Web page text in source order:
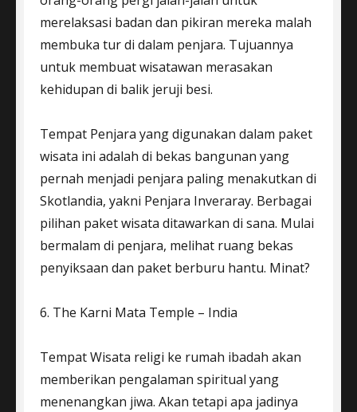
merelaksasi badan dan pikiran mereka malah
membuka tur di dalam penjara. Tujuannya
untuk membuat wisatawan merasakan
kehidupan di balik jeruji besi.
Tempat Penjara yang digunakan dalam paket
wisata ini adalah di bekas bangunan yang
pernah menjadi penjara paling menakutkan di
Skotlandia, yakni Penjara Inveraray. Berbagai
pilihan paket wisata ditawarkan di sana. Mulai
bermalam di penjara, melihat ruang bekas
penyiksaan dan paket berburu hantu. Minat?
6. The Karni Mata Temple – India
Tempat Wisata religi ke rumah ibadah akan
memberikan pengalaman spiritual yang
menenangkan jiwa. Akan tetapi apa jadinya